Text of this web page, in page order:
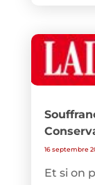
16 septembre
Et si on